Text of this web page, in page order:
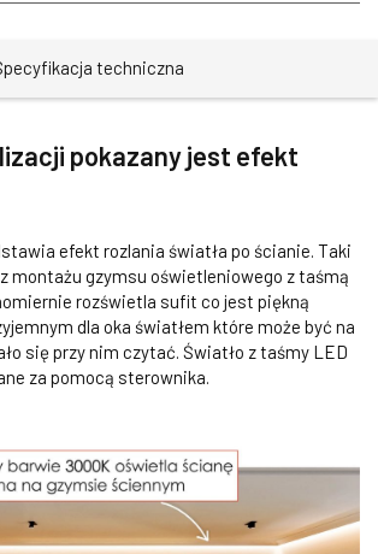
techniczna
pokazany jest efekt
efekt rozlania światła po ścianie. Taki
montażu gzymsu oświetleniowego z taśmą
rozświetla sufit co jest piękną
dla oka światłem które może być na
się przy nim czytać. Światło z taśmy LED
za pomocą sterownika.